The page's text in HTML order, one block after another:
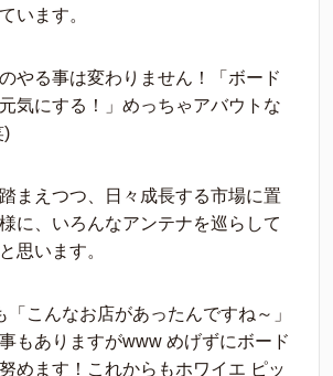
います。
やる事は変わりません！「ボード
気にする！」めっちゃアバウトな
)
まえつつ、日々成長する市場に置
に、いろんなアンテナを巡らして
思います。
こんなお店があったんですね～」
もありますがwww めげずにボード
めます！これからもホワイエ ピッ